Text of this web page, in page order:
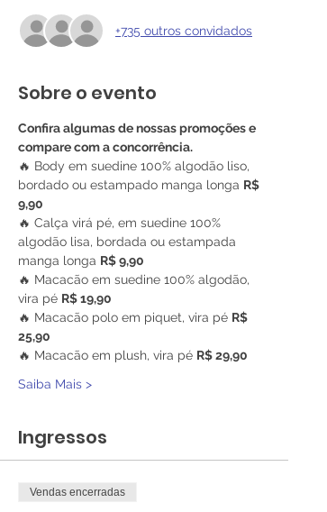
+735 outros convidados
Sobre o evento
Confira algumas de nossas promoções e
compare com a concorrência.
🔥 Body em suedine 100% algodão liso,
bordado ou estampado manga longa R$
9,90
🔥 Calça virá pé, em suedine 100%
algodão lisa, bordada ou estampada
manga longa R$ 9,90
🔥 Macacão em suedine 100% algodão,
vira pé R$ 19,90
🔥 Macacão polo em piquet, vira pé R$
25,90
🔥 Macacão em plush, vira pé R$ 29,90
Saiba Mais >
Ingressos
Vendas encerradas